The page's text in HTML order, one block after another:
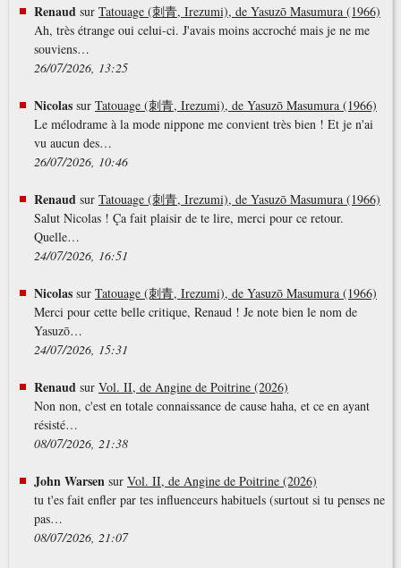
Renaud sur Tatouage (刺青, Irezumi), de Yasuzō Masumura (1966)
Ah, très étrange oui celui-ci. J'avais moins accroché mais je ne me
souviens…
26/07/2026, 13:25
Nicolassur Tatouage (刺青, Irezumi), de Yasuzō Masumura (1966)
Le mélodrame à la mode nippone me convient très bien ! Et je n'ai
vu aucun des…
26/07/2026, 10:46
Renaud sur Tatouage (刺青, Irezumi), de Yasuzō Masumura (1966)
Salut Nicolas ! Ça fait plaisir de te lire, merci pour ce retour.
Quelle…
24/07/2026, 16:51
Nicolassur Tatouage (刺青, Irezumi), de Yasuzō Masumura (1966)
Merci pour cette belle critique, Renaud ! Je note bien le nom de
Yasuzō…
24/07/2026, 15:31
Renaud sur Vol. II, de Angine de Poitrine (2026)
Non non, c'est en totale connaissance de cause haha, et ce en ayant
résisté…
08/07/2026, 21:38
John Warsen sur Vol. II, de Angine de Poitrine (2026)
tu t'es fait enfler par tes influenceurs habituels (surtout si tu penses ne
pas…
08/07/2026, 21:07